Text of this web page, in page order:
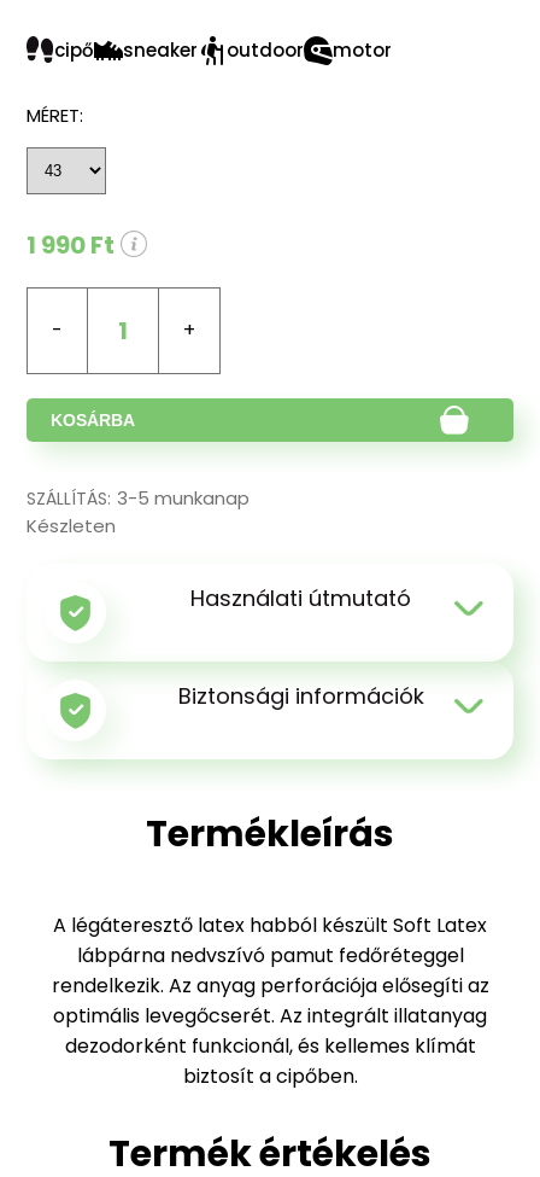
cipő sneaker outdoor motor
MÉRET:
1 990 Ft
1
KOSÁRBA
SZÁLLÍTÁS: 3-5 munkanap
Készleten
Használati útmutató
Biztonsági információk
Termékleírás
A légáteresztő latex habból készült Soft Latex
lábpárna nedvszívó pamut fedőréteggel
rendelkezik. Az anyag perforációja elősegíti az
optimális levegőcserét. Az integrált illatanyag
dezodorként funkcionál, és kellemes klímát
biztosít a cipőben.
Termék értékelés